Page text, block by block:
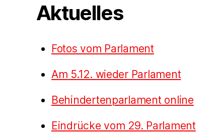
Aktuelles
Fotos vom Parlament
Am 5.12. wieder Parlament
Behindertenparlament online
Eindrücke vom 29. Parlament